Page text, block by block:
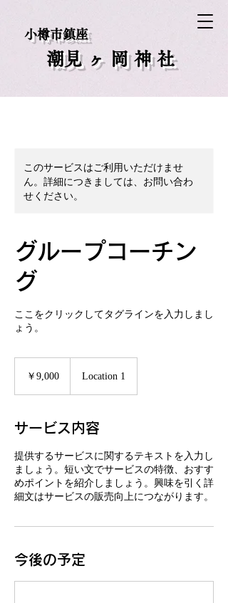
小樽市鎮座
​潮見ヶ岡神社
このサービスはご利用いただけませ
ん。詳細につきましては、お問い合わ
せください。
グループコーチン
グ
ここをクリックしてタグラインを入力しまし
ょう。
￥9,000 Location 1
サービス内容
提供するサービスに関するテキストを入力し
ましょう。短い文でサービスの特徴、おすす
めポイントを紹介しましょう。興味を引く詳
細文はサービスの販売向上につながります。
今後の予定